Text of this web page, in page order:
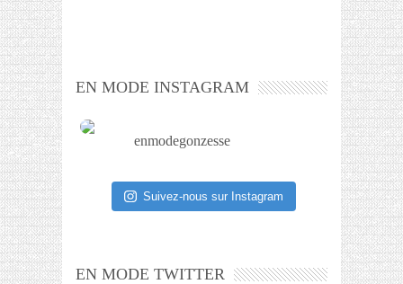
EN MODE INSTAGRAM
enmodegonzesse
Suivez-nous sur Instagram
EN MODE TWITTER